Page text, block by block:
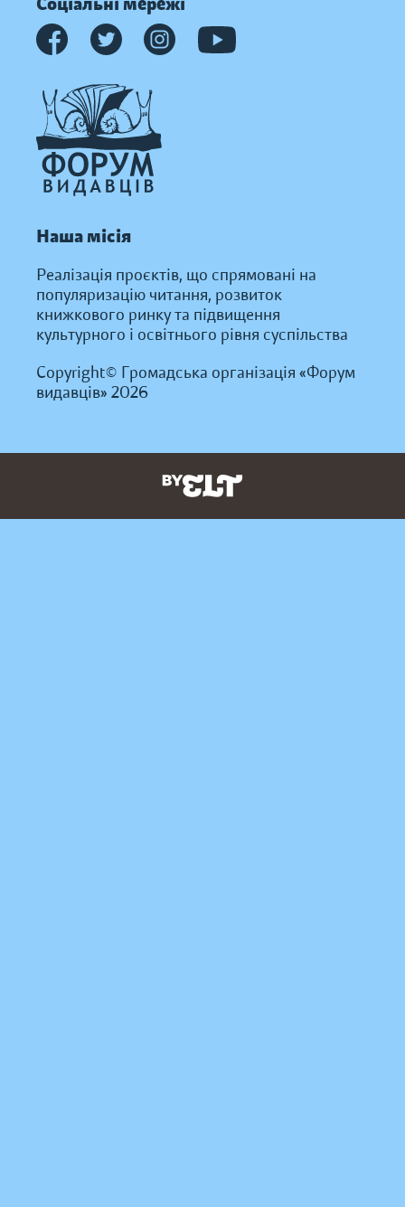
Наша місія
Реалізація проєктів, що спрямовані на
популяризацію читання, розвиток
книжкового ринку та підвищення
культурного і освітнього рівня суспільства
Copyright© Громадська організація «Форум
видавців» 2026